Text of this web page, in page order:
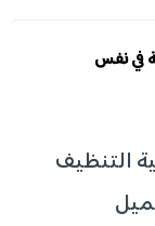
في نفس
التنظيف